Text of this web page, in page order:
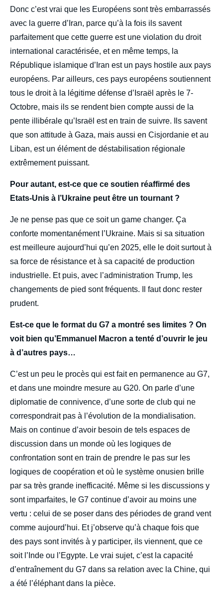
Donc c’est vrai que les Européens sont très embarrassés
avec la guerre d’Iran, parce qu’à la fois ils savent
parfaitement que cette guerre est une violation du droit
international caractérisée, et en même temps, la
République islamique d’Iran est un pays hostile aux pays
européens. Par ailleurs, ces pays européens soutiennent
tous le droit à la légitime défense d’Israël après le 7-
Octobre, mais ils se rendent bien compte aussi de la
pente illibérale qu’Israël est en train de suivre. Ils savent
que son attitude à Gaza, mais aussi en Cisjordanie et au
Liban, est un élément de déstabilisation régionale
extrêmement puissant.
Pour autant, est-ce que ce soutien réaffirmé des
Etats-Unis à l’Ukraine peut être un tournant ?
Je ne pense pas que ce soit un game changer. Ça
conforte momentanément l’Ukraine. Mais si sa situation
est meilleure aujourd’hui qu’en 2025, elle le doit surtout à
sa force de résistance et à sa capacité de production
industrielle. Et puis, avec l’administration Trump, les
changements de pied sont fréquents. Il faut donc rester
prudent.
Est-ce que le format du G7 a montré ses limites ? On
voit bien qu’Emmanuel Macron a tenté d’ouvrir le jeu
à d’autres pays…
C’est un peu le procès qui est fait en permanence au G7,
et dans une moindre mesure au G20. On parle d’une
diplomatie de connivence, d’une sorte de club qui ne
correspondrait pas à l’évolution de la mondialisation.
Mais on continue d’avoir besoin de tels espaces de
discussion dans un monde où les logiques de
confrontation sont en train de prendre le pas sur les
logiques de coopération et où le système onusien brille
par sa très grande inefficacité. Même si les discussions y
sont imparfaites, le G7 continue d’avoir au moins une
vertu : celui de se poser dans des périodes de grand vent
comme aujourd’hui. Et j’observe qu’à chaque fois que
des pays sont invités à y participer, ils viennent, que ce
soit l’Inde ou l’Egypte. Le vrai sujet, c’est la capacité
d’entraînement du G7 dans sa relation avec la Chine, qui
a été l’éléphant dans la pièce.